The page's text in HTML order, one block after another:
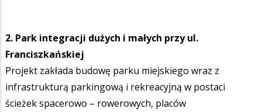
2. Park integracji dużych i małych przy ul.
Franciszkańskiej
Projekt zakłada budowę parku miejskiego wraz z
infrastrukturą parkingową i rekreacyjną w postaci
ścieżek spacerowo – rowerowych, placów